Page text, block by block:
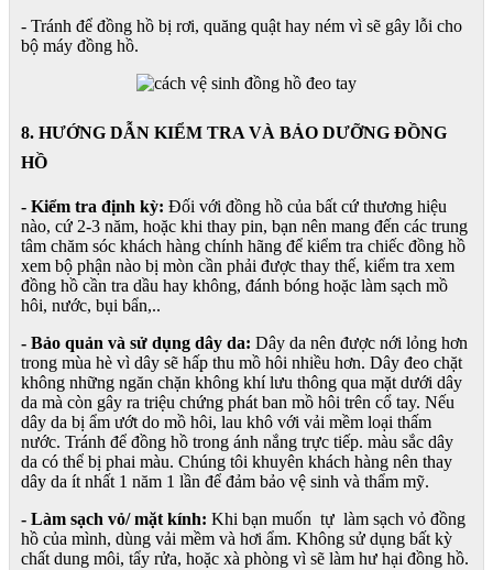
- Tránh để đồng hồ bị rơi, quăng quật hay ném vì sẽ gây lỗi cho
bộ máy đồng hồ.
8. HƯỚNG DẪN KIỂM TRA VÀ BẢO DƯỠNG ĐỒNG
HỒ
- Kiểm tra định kỳ: Đối với đồng hồ của bất cứ thương hiệu
nào, cứ 2-3 năm, hoặc khi thay pin, bạn nên mang đến các trung
tâm chăm sóc khách hàng chính hãng để kiểm tra chiếc đồng hồ
xem bộ phận nào bị mòn cần phải được thay thế, kiểm tra xem
đồng hồ cần tra dầu hay không, đánh bóng hoặc làm sạch mồ
hôi, nước, bụi bẩn,..
- Bảo quản và sử dụng dây da: Dây da nên được nới lỏng hơn
trong mùa hè vì dây sẽ hấp thu mồ hôi nhiều hơn. Dây đeo chặt
không những ngăn chặn không khí lưu thông qua mặt dưới dây
da mà còn gây ra triệu chứng phát ban mồ hôi trên cổ tay. Nếu
dây da bị ẩm ướt do mồ hôi, lau khô với vải mềm loại thấm
nước. Tránh để đồng hồ trong ánh nắng trực tiếp. màu sắc dây
da có thể bị phai màu. Chúng tôi khuyên khách hàng nên thay
dây da ít nhất 1 năm 1 lần để đảm bảo vệ sinh và thẩm mỹ.
- Làm sạch vỏ/ mặt kính: Khi bạn muốn tự làm sạch vỏ đồng
hồ của mình, dùng vải mềm và hơi ẩm. Không sử dụng bất kỳ
chất dung môi, tẩy rửa, hoặc xà phòng vì sẽ làm hư hại đồng hồ.